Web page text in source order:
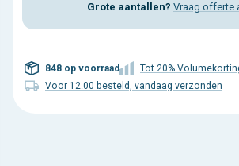
Grote aantallen? Vraag offerte
848 op voorraad
Tot 20%
Voor 12.00 besteld, vandaag verzonden